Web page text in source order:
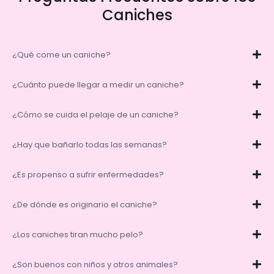
Caniches
¿Qué come un caniche?
¿Cuánto puede llegar a medir un caniche?
¿Cómo se cuida el pelaje de un caniche?
¿Hay que bañarlo todas las semanas?
¿Es propenso a sufrir enfermedades?
¿De dónde es originario el caniche?
¿Los caniches tiran mucho pelo?
¿Son buenos con niños y otros animales?